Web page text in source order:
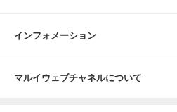
インフォメーション
マルイウェブチャネルについて